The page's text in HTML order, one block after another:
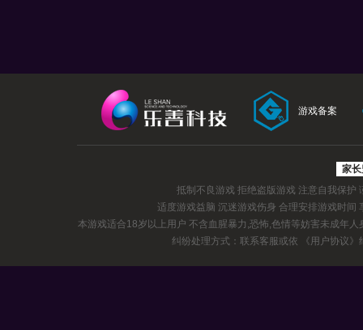
游戏备案
家
抵制不良游戏 拒绝盗版游戏 注意自我保护
适度游戏益脑 沉迷游戏伤身 合理安排游戏时间
本游戏适合18岁以上用户 不含血腥暴力,恐怖,色情等妨害未成年人
纠纷处理方式：联系客服或依
《用户协议》